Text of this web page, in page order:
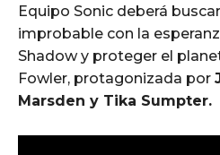
Equipo Sonic deberá
improbable con la
Shadow y proteger el
Fowler, protagonizada por
Marsden y Tika Sumpter.